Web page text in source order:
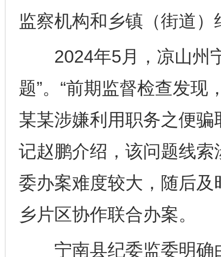
监察机构和乡镇（街道
2024年5月，凉山州宁
题”。“前期监督检查发
某某涉嫌利用职务之便骗
记赵鹏介绍，该问题线
委办案难度较大，随后
乡片区协作联合办案。
宁南县纪委监委明确